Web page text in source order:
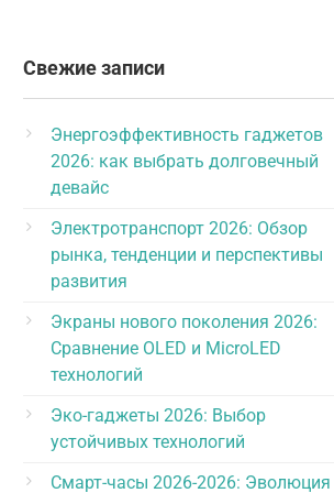
Свежие записи
Энергоэффективность гаджетов
2026: как выбрать долговечный
девайс
Электротранспорт 2026: Обзор
рынка, тенденции и перспективы
развития
Экраны нового поколения 2026:
Сравнение OLED и MicroLED
технологий
Эко-гаджеты 2026: Выбор
устойчивых технологий
Смарт-часы 2026-2026: Эволюция